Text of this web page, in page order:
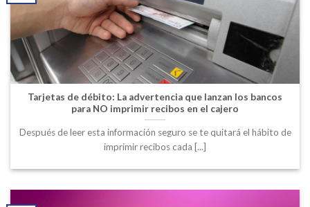
Tarjetas de débito: La advertencia que lanzan los bancos
para NO imprimir recibos en el cajero
Después de leer esta información seguro se te quitará el hábito de
imprimir recibos cada [...]